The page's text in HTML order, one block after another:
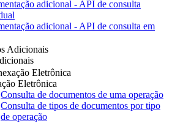
adicional - API de consulta
adicional - API de consulta em
Adicionais
Eletrônica
Eletrônica
Consulta de documentos de uma operação
Consulta de tipos de documentos por tipo
de operação